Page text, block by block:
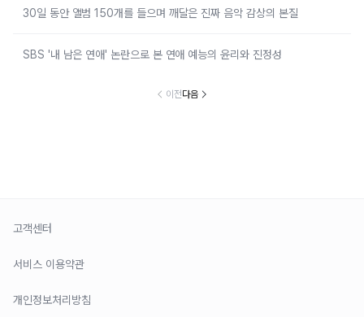
30일 동안 앨범 150개를 들으며 깨달은 진짜 음악 감상의 본질
SBS '내 남은 연애' 논란으로 본 연애 예능의 윤리와 진정성
이전다음
고객센터
서비스 이용약관
개인정보처리방침